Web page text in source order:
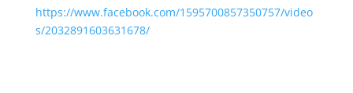
https://www.facebook.com/1595700857350757/video
s/2032891603631678/